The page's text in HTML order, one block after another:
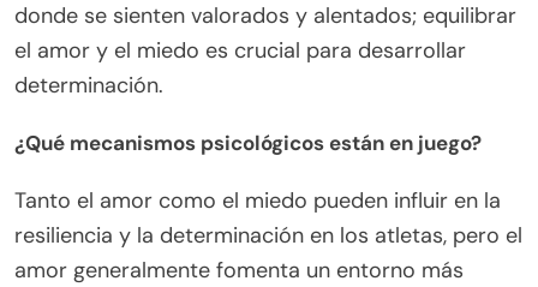
donde se sienten valorados y alentados; equilibrar
el amor y el miedo es crucial para desarrollar
determinación.
¿Qué mecanismos psicológicos están en juego?
Tanto el amor como el miedo pueden influir en la
resiliencia y la determinación en los atletas, pero el
amor generalmente fomenta un entorno más